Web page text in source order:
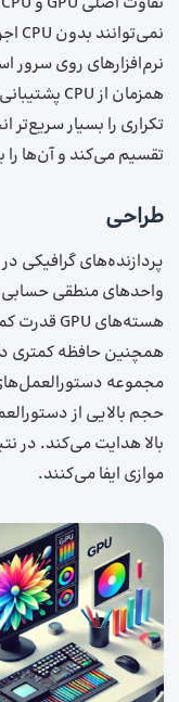
تکراری را بسیار سریع‌تر
تقسیم می‌کند و آن‌ها را
طراحی
پردازنده‌های گرافیکی
حجم بالایی از
موازی ایفا می‌کنند.